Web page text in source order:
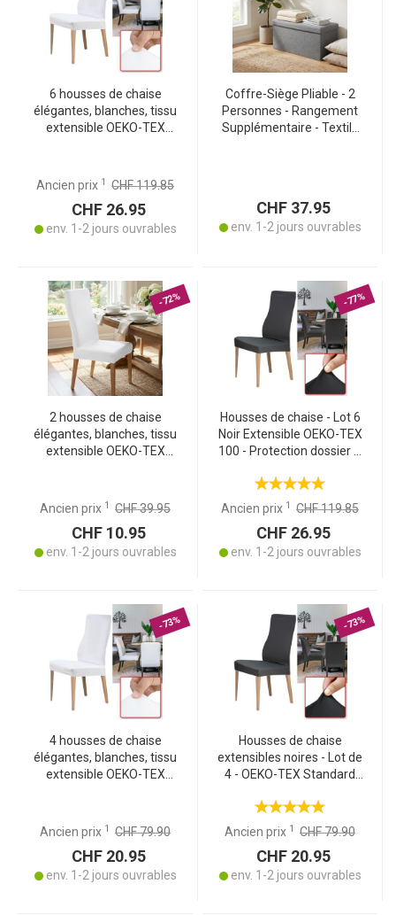
6 housses de chaise
élégantes, blanches, tissu
extensible OEKO-TEX
– couverture de l’assise et
du dossier
Ancien prix 1 CHF 119.85
CHF 26.95
env. 1-2 jours ouvrables
Coffre-Siège Pliable - 2
Personnes - Rangement
Supplémentaire - Textile
CHF 37.95
env. 1-2 jours ouvrables
-72%
2 housses de chaise
élégantes, blanches, tissu
extensible OEKO-TEX
– couverture de l’assise et
du dossier
Ancien prix 1 CHF 39.95
CHF 10.95
env. 1-2 jours ouvrables
-77%
Housses de chaise - Lot 6
Noir Extensible OEKO-TEX
100 - Protection dossier &
Événements & Maison
Ancien prix 1 CHF 119.85
CHF 26.95
env. 1-2 jours ouvrables
-73%
4 housses de chaise
élégantes, blanches, tissu
extensible OEKO-TEX
– couverture de l’assise et
du dossier
Ancien prix 1 CHF 79.90
CHF 20.95
env. 1-2 jours ouvrables
-73%
Housses de chaise
extensibles noires - Lot de
4 - OEKO-TEX Standard
Protection anti-salissures
et usure
Ancien prix 1 CHF 79.90
CHF 20.95
env. 1-2 jours ouvrables